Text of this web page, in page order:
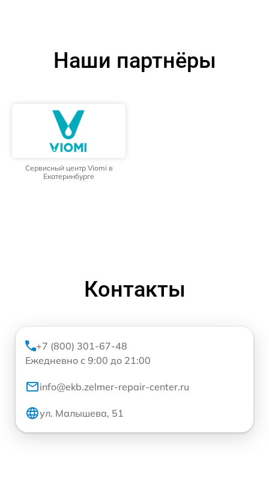
Наши партнёры
Сервисный центр Viomi в
Екатеринбурге
Контакты
+7 (800) 301-67-48
Ежедневно с 9:00 до 21:00
info@ekb.zelmer-repair-center.ru
ул. Малышева, 51